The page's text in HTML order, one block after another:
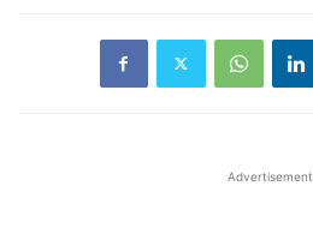
Advertisement